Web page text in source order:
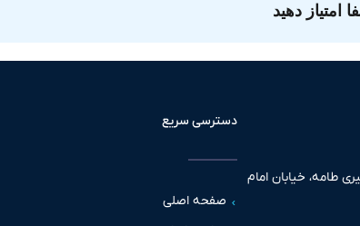
دهید
طامه، خیابان امام
دسترسی سریع
صفحه اصلی